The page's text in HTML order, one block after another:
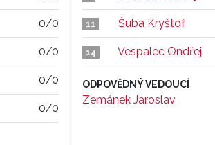
0/0
0/0
0/0
0/0
11 Šuba Kryštof
14 Vespalec Ondřej
ODPOVĚDNÝ VEDOUCÍ
Zemánek Jaroslav